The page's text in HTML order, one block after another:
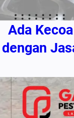
Ada
dengan